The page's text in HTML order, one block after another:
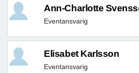
Ann-Charlotte
Eventansvarig
Elisabet Karlsson
Eventansvarig